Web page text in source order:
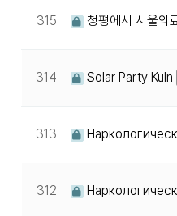
315 청평에서 서울의
314 Solar Party Kuln
313
312